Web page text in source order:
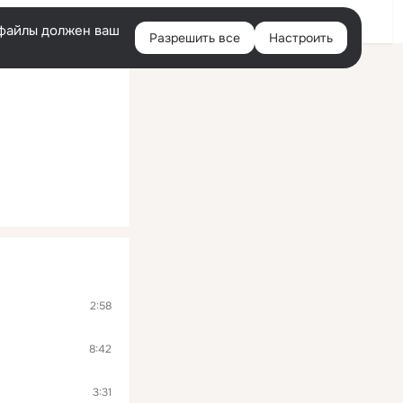
Войти
должен ваш
Разрешить все Настроить
2:58
8:42
3:31